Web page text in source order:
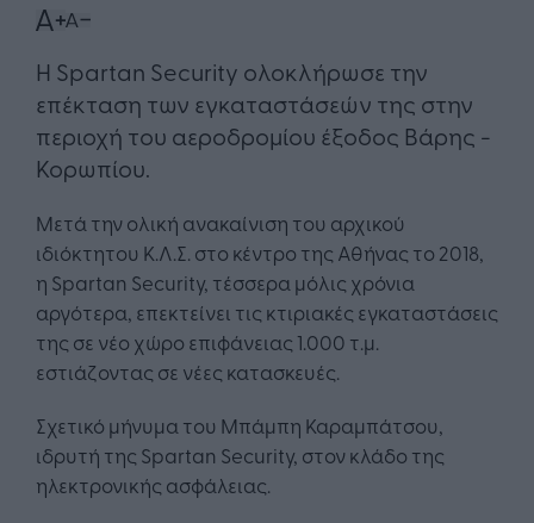
​Η Spartan Security ολοκλήρωσε την
επέκταση των εγκαταστάσεών της στην
περιοχή του αεροδρομίου έξοδος Βάρης -
Κορωπίου.
Μετά την ολική ανακαίνιση του αρχικού
ιδιόκτητου Κ.Λ.Σ. στο κέντρο της Αθήνας το 2018,
η Spartan Security, τέσσερα μόλις χρόνια
αργότερα, επεκτείνει τις κτιριακές εγκαταστάσεις
της σε νέο χώρο επιφάνειας 1.000 τ.μ.
εστιάζοντας σε νέες κατασκευές.
Σχετικό μήνυμα του Μπάμπη Καραμπάτσου,
ιδρυτή της Spartan Security, στον κλάδο της
ηλεκτρονικής ασφάλειας.